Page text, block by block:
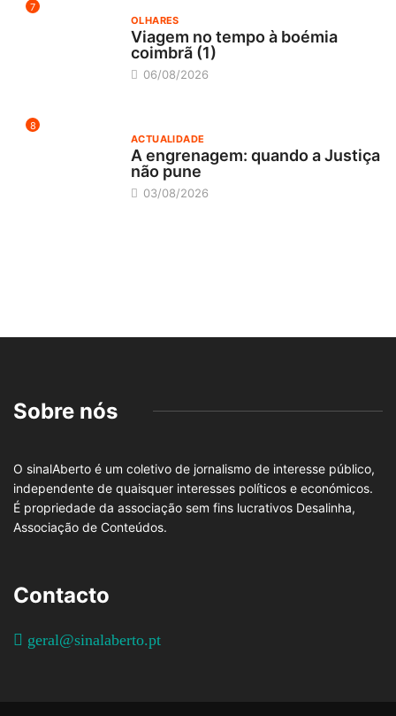
7
OLHARES
Viagem no tempo à boémia
coimbrã (1)
06/08/2026
8
ACTUALIDADE
A engrenagem: quando a Justiça
não pune
03/08/2026
Sobre nós
O sinalAberto é um coletivo de jornalismo de interesse público,
independente de quaisquer interesses políticos e económicos.
É propriedade da associação sem fins lucrativos Desalinha,
Associação de Conteúdos.
Contacto
geral@sinalaberto.pt